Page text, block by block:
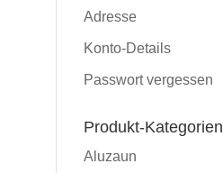
Adresse
Konto-Details
Passwort vergessen
Produkt-Kategorien
Aluzaun